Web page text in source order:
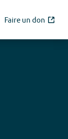
Faire un don